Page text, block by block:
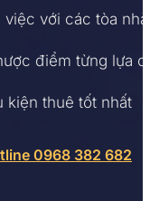
với các tòa nhà
điểm từng lựa
kiện thuê tốt nhất
0968 382 682